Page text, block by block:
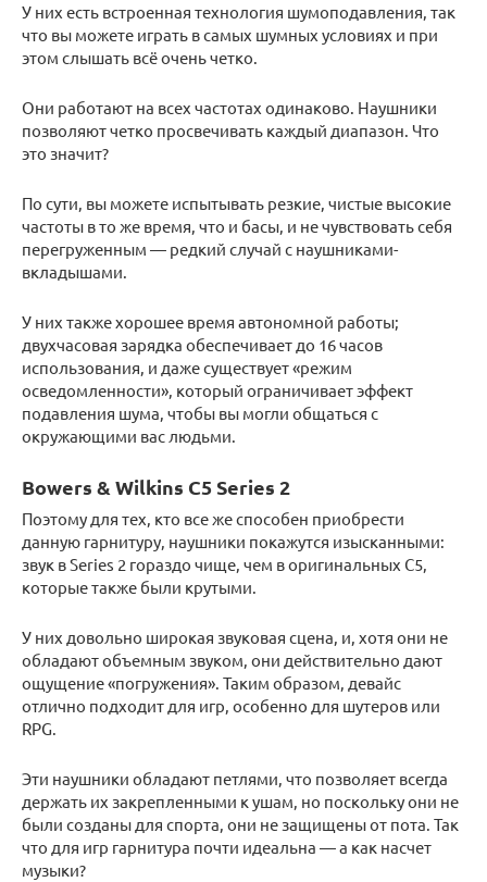
У них есть встроенная технология шумоподавления, так
что вы можете играть в самых шумных условиях и при
этом слышать всё очень четко.
Они работают на всех частотах одинаково. Наушники
позволяют четко просвечивать каждый диапазон. Что
это значит?
По сути, вы можете испытывать резкие, чистые высокие
частоты в то же время, что и басы, и не чувствовать себя
перегруженным — редкий случай с наушниками-
вкладышами.
У них также хорошее время автономной работы;
двухчасовая зарядка обеспечивает до 16 часов
использования, и даже существует «режим
осведомленности», который ограничивает эффект
подавления шума, чтобы вы могли общаться с
окружающими вас людьми.
Bowers & Wilkins C5 Series 2
Поэтому для тех, кто все же способен приобрести
данную гарнитуру, наушники покажутся изысканными:
звук в Series 2 гораздо чище, чем в оригинальных C5,
которые также были крутыми.
У них довольно широкая звуковая сцена, и, хотя они не
обладают объемным звуком, они действительно дают
ощущение «погружения». Таким образом, девайс
отлично подходит для игр, особенно для шутеров или
RPG.
Эти наушники обладают петлями, что позволяет всегда
держать их закрепленными к ушам, но поскольку они не
были созданы для спорта, они не защищены от пота. Так
что для игр гарнитура почти идеальна — а как насчет
музыки?